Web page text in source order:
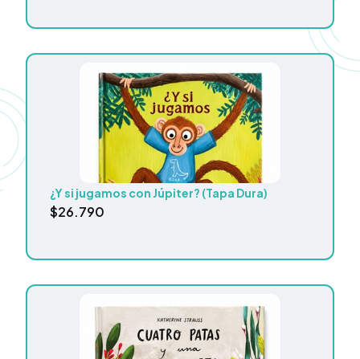
¿Y si jugamos con Júpiter? (Tapa Dura)
$26.790